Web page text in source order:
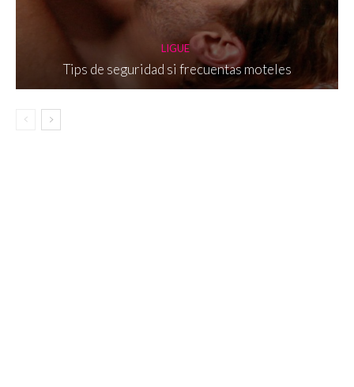
LIGUE
Tips de seguridad si frecuentas moteles